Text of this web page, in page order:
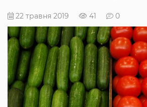
22 травня 2019 41 0